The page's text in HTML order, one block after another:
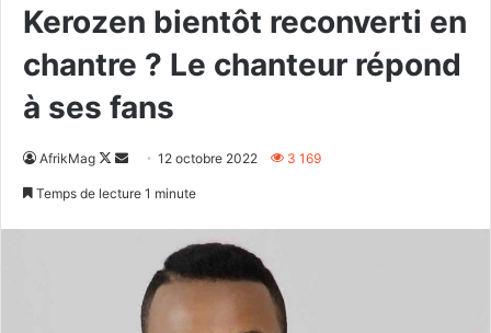
Kerozen bientôt reconverti en
chantre ? Le chanteur répond
à ses fans
AfrikMag
Follow
Envoyer12 octobre 2022 3 169
Temps de lecture 1 minute